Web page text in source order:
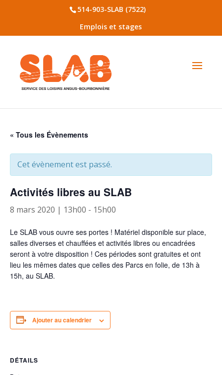
514-903-SLAB (7522)
Emplois et stages
« Tous les Évènements
Cet évènement est passé.
Activités libres au SLAB
8 mars 2020 | 13h00 - 15h00
Le SLAB vous ouvre ses portes ! Matériel disponible sur place,
salles diverses et chauffées et activités libres ou encadrées
seront à votre disposition ! Ces périodes sont gratuites et ont
lieu les mêmes dates que celles des Parcs en folie, de 13h à
15h, au SLAB.
Ajouter au calendrier
DÉTAILS